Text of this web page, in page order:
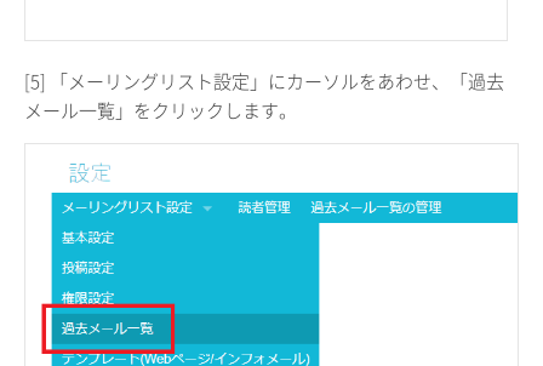
[5] 「メーリングリスト設定」にカーソルをあわせ、「過去
メール一覧」をクリックします。